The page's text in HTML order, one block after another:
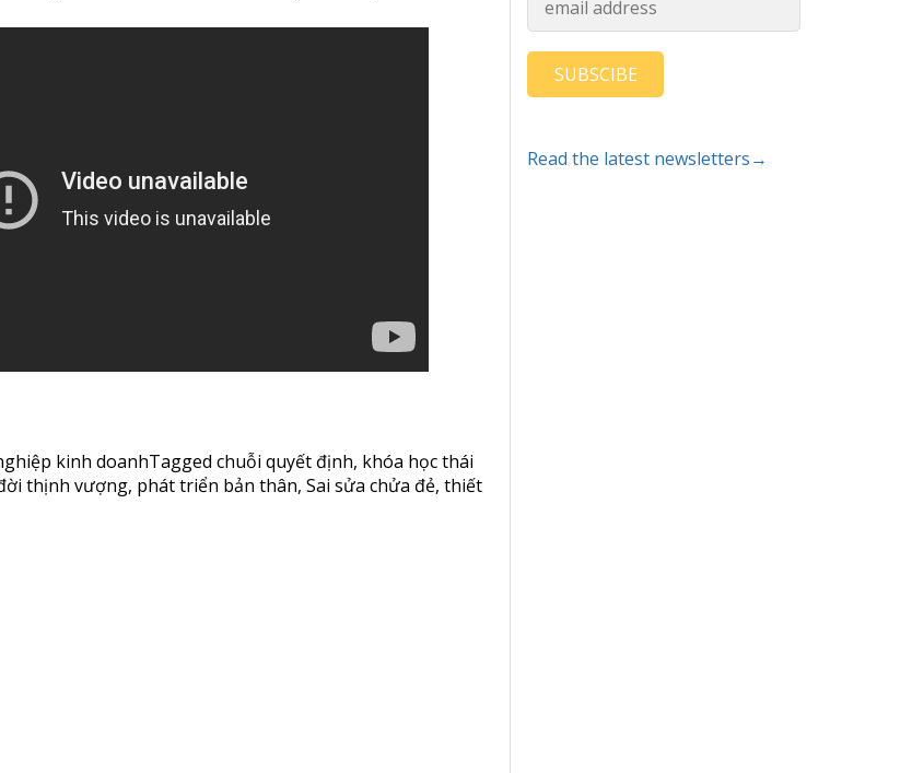
kinh doanhTagged chuỗi quyết định, khóa học thái
thịnh vượng, phát triển bản thân, Sai sửa chửa đẻ, thiết
SUBSCIBE
Read the latest newsletters→